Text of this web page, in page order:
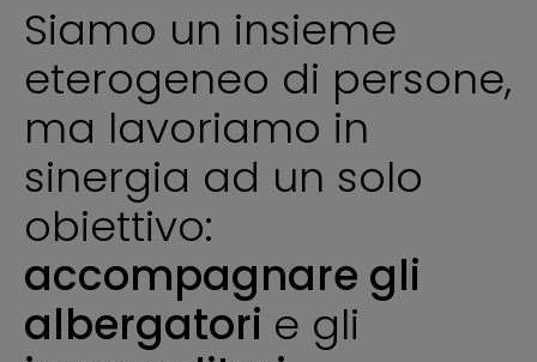
Siamo un insieme
eterogeneo di persone,
ma lavoriamo in
sinergia ad un solo
obiettivo:
accompagnare gli
albergatori e gli